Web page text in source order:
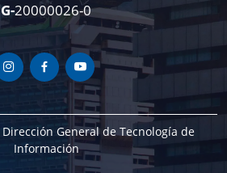
G-20000026-0
Dirección General de Tecnología de
Información